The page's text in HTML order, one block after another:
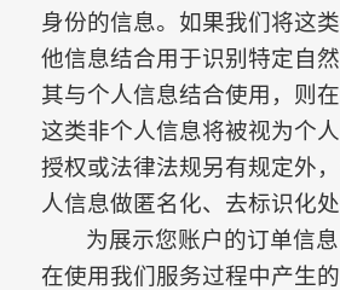
身份的信息。 如果我们将这
他信息结合用于识别特定自
其与个人信息结合使用，则在
这类非个人信息将被视为个
授权或法律法规另有规定外
人信息做匿名化、去标识化处
为展示您账户的订单信
在使用我们服务过程中产生